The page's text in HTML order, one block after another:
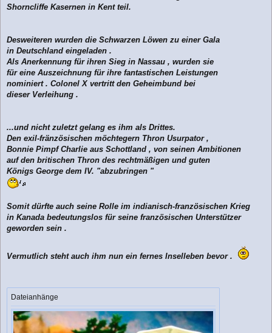
Shorncliffe Kasernen in Kent teil.
Desweiteren wurden die Schwarzen Löwen zu einer Gala
in Deutschland eingeladen .
Als Anerkennung für ihren Sieg in Nassau , wurden sie
für eine Auszeichnung für ihre fantastischen Leistungen
nominiert . Colonel X vertritt den Geheimbund bei
dieser Verleihung .
...und nicht zuletzt gelang es ihm als Drittes.
Den exil-fränzösischen möchtegern Thron Usurpator ,
Bonnie Pimpf Charlie aus Schottland , von seinen Ambitionen
auf den britischen Thron des rechtmäßigen und guten
Königs George dem IV. "abzubringen "
Somit dürfte auch seine Rolle im indianisch-französischen Krieg
in Kanada bedeutungslos für seine französischen Unterstützer
geworden sein .
Vermutlich steht auch ihm nun ein fernes Inselleben bevor .
Dateianhänge